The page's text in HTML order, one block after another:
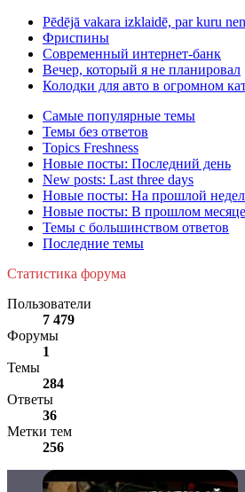
Pēdējā vakara izklaidē, par kuru
Фриспины
Современный интернет-банк
Вечер, который я не планировал
Колодки для авто в огромном
Самые популярные темы
Темы без ответов
Topics Freshness
Новые посты: Последний день
New posts: Last three days
Новые посты: На прошлой
Новые посты: В прошлом месяце
Темы с большинством ответов
Последние темы
Статистика форума
Пользователи
7 479
Форумы
1
Темы
284
Ответы
36
Метки тем
256